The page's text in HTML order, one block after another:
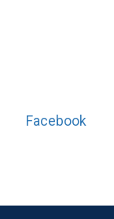
Facebook